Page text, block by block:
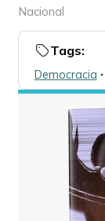
Nacional
Tags:
Democracia 🞌